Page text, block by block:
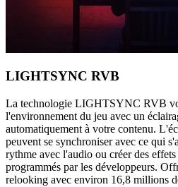
LIGHTSYNC RVB
La technologie LIGHTSYNC RVB
l'environnement du jeu avec un
automatiquement à votre contenu.
peuvent se synchroniser avec ce qui
rythme avec l'audio ou créer des
programmés par les développeurs.
relooking avec environ 16,8 millions